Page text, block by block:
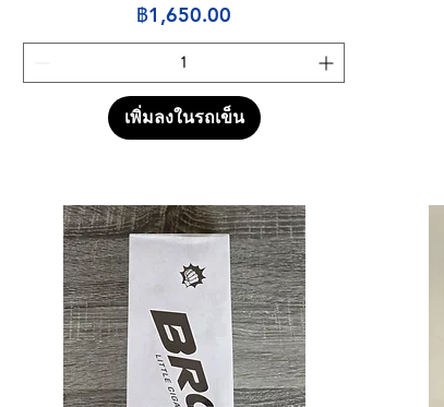
ราคา
฿1,650.00
เพิ่มลงในรถเข็น